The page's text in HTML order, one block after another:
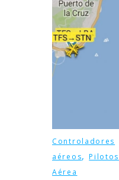
Controladores
aéreos,Pilotos
Aérea